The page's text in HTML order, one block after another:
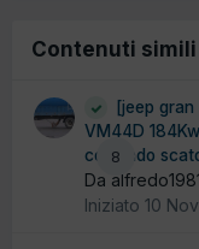
Contenuti simili
8
[jeep
VM44D
comando
Da
Iniziato 10